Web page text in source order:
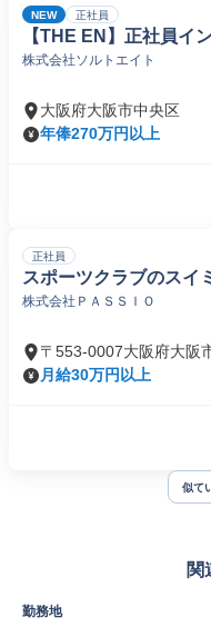
NEW 正社員
【THE EN】正社員イ
株式会社ソルトエイト
大阪府大阪市中央区
年俸270万円以上
正社員
スポーツクラブのスイ
株式会社ＰＡＳＳＩＯ
〒553-0007大阪府大阪
月給30万円以上
似て
関
勤務地